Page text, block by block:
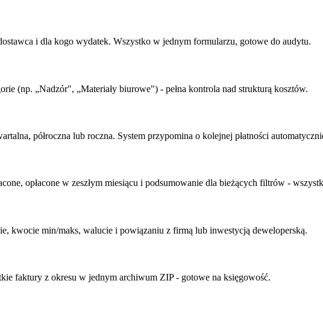
i dla kogo wydatek. Wszystko w jednym formularzu, gotowe do audytu.
(np. „Nadzór", „Materiały biurowe") - pełna kontrola nad strukturą kosztów.
półroczna lub roczna. System przypomina o kolejnej płatności
opłacone w zeszłym miesiącu i podsumowanie dla bieżących filtrów -
kwocie min/maks, walucie i powiązaniu z firmą lub inwestycją deweloperską.
faktury z okresu w jednym archiwum ZIP - gotowe na księgowość.